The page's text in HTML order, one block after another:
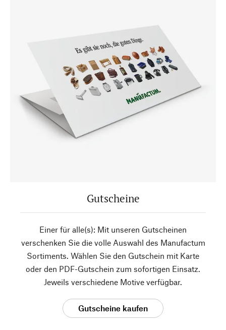
Gutscheine
Einer für alle(s): Mit unseren Gutscheinen
verschenken Sie die volle Auswahl des Manufactum
Sortiments. Wählen Sie den Gutschein mit Karte
oder den PDF-Gutschein zum sofortigen Einsatz.
Jeweils verschiedene Motive verfügbar.
Gutscheine kaufen